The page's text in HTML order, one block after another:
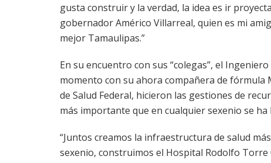
gusta construir y la verdad, la idea es ir
gobernador Américo Villarreal, quien es mi
mejor Tamaulipas.”
En su encuentro con sus “colegas”, el
momento con su ahora compañera de
de Salud Federal, hicieron las gestiones de
más importante que en cualquier sexenio se ha
“Juntos creamos la infraestructura de salud
sexenio, construimos el Hospital Rodolfo